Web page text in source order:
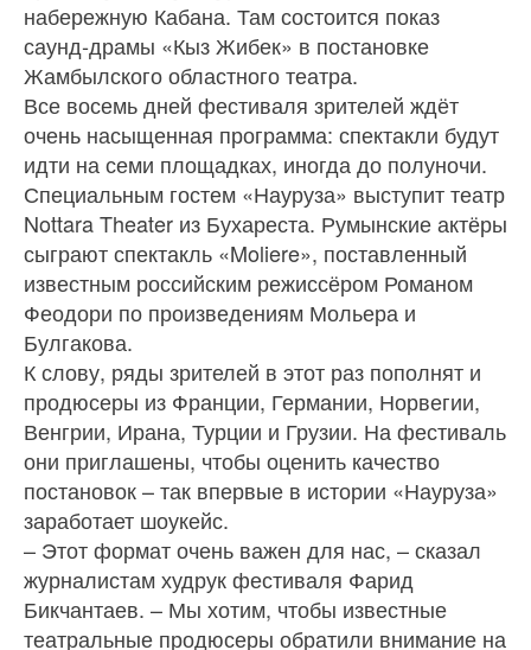
набережную Кабана. Там состоится показ
саунд‑драмы «Кыз Жибек» в постановке
Жамбылского областного театра.
Все восемь дней фестиваля зрителей ждёт
очень насыщенная программа: спектакли будут
идти на семи площад­ках, иногда до полуночи.
Специальным гостем «Науруза» выступит театр
Nottara Theater из Бухареста. Румынские актёры
сыграют спектакль «Moliere», поставлен­ный
известным российским режиссёром Романом
Феодори по произведениям Мольера и
Булгакова.
К слову, ряды зрителей в этот раз по­полнят и
продюсеры из Франции, Герма­нии, Норвегии,
Венгрии, Ирана, Турции и Грузии. На фестиваль
они приглашены, чтобы оценить качество
постановок – так впервые в истории «Науруза»
зарабо­тает шоукейс.
– Этот формат очень важен для нас, – сказал
журналистам худрук фестиваля Фарид
Бикчантаев. – Мы хотим, чтобы известные
театральные продюсеры об­ратили внимание на